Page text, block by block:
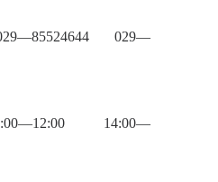
—85524644 029—
—12:00 14:00—